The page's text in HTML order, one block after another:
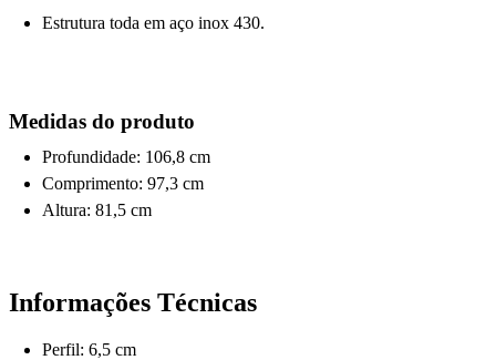
Estrutura toda em aço inox 430.
Medidas do produto
Profundidade: 106,8 cm
Comprimento: 97,3 cm
Altura: 81,5 cm
Informações Técnicas
Perfil: 6,5 cm